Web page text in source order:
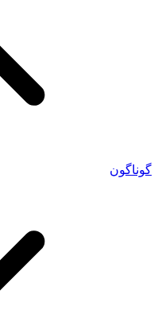
گوناگون